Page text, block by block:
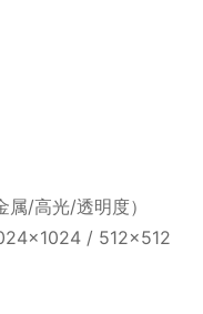
/高光/透明度）
/ 512×512